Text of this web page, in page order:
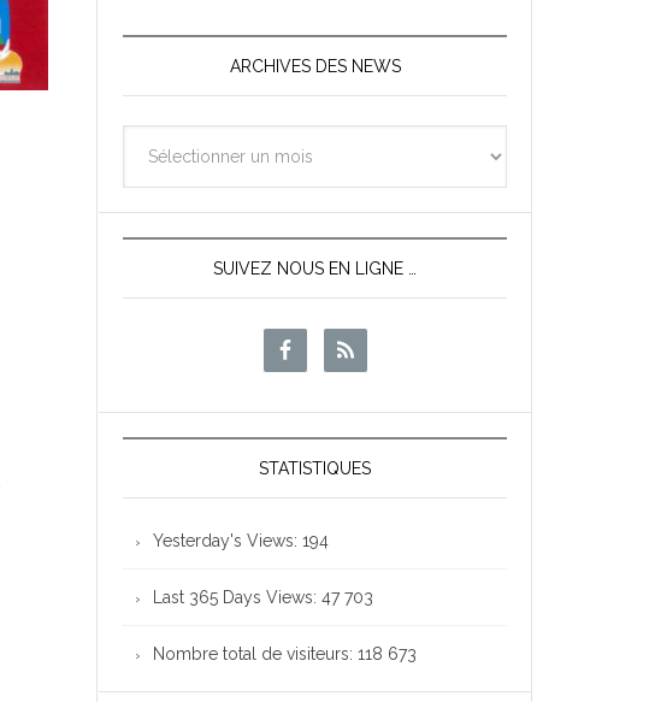
ARCHIVES DES NEWS
des
News
SUIVEZ NOUS EN LIGNE …
STATISTIQUES
Yesterday's Views: 194
Last 365 Days Views: 47 703
Nombre total de visiteurs: 118 673